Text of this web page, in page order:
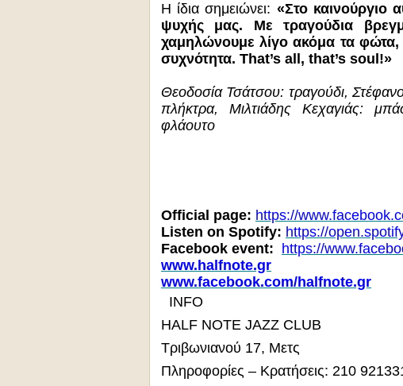
Η ίδια σημειώνει: «Στο καινούργιο
ψυχής μας. Με τραγούδια
χαμηλώνουμε λίγο ακόμα τα
συχνότητα. Τhat’s all, that’s soul!»
Θεοδοσία Τσάτσου: τραγούδι,
πλήκτρα, Μιλτιάδης Κεχαγιάς:
φλάουτο
Official page: https://
Listen on Spotify: https://
Facebook event: https://
www.halfnote.gr
www.facebook.com/halfnote.gr
INFO
HALF NOTE JAZZ CLUB
Τριβωνιανού 17, Μετς
Πληροφορίες – Κρατήσεις: 210